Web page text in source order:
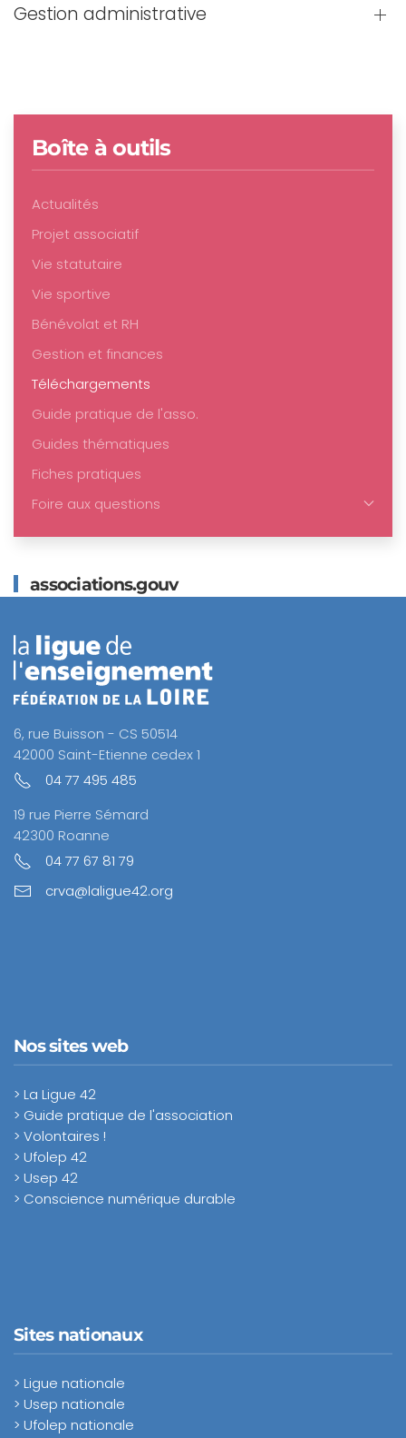
Gestion administrative
Boîte à outils
Actualités
Projet associatif
Vie statutaire
Vie sportive
Bénévolat et RH
Gestion et finances
Téléchargements
Guide pratique de l'asso.
Guides thématiques
Fiches pratiques
Foire aux questions
associations.gouv
6, rue Buisson - CS 50514
42000 Saint-Etienne cedex 1
04 77 495 485
19 rue Pierre Sémard
42300 Roanne
04 77 67 81 79
crva@laligue42.org
Nos sites web
> La Ligue 42
> Guide pratique de l'association
> Volontaires !
> Ufolep 42
> Usep 42
> Conscience numérique durable
Sites nationaux
> Ligue nationale
> Usep nationale
> Ufolep nationale